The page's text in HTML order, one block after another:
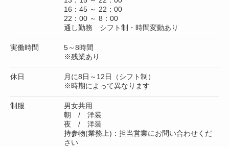
16：45 ～ 22：00
22：00 ～ 8：00
通し勤務 シフト制・時間変動あり
実働時間
5～8時間
※残業あり
休日
月に8日～12日（シフト制）
※時期によって異なります
制服
男女共用
朝 / 洋装
夜 / 洋装
持参物(業務上)：担当営業にお問い合わせくだ
さい